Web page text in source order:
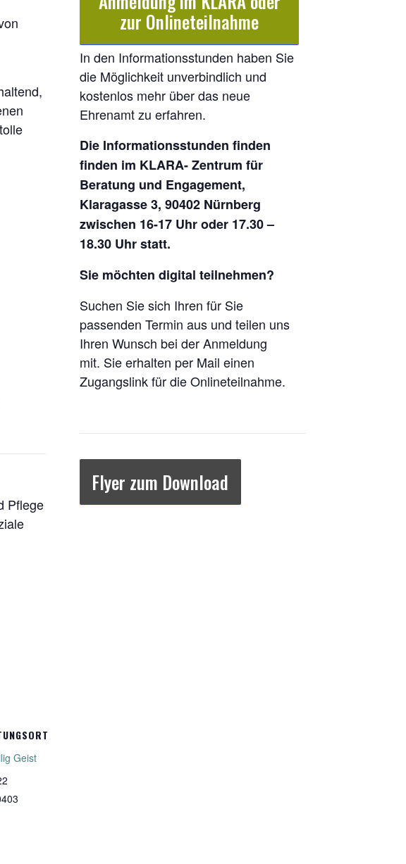
Pflege
zur Onlineteilnahme
In den Informationsstunden haben Sie
die Möglichkeit unverbindlich und
kostenlos mehr über das neue
Ehrenamt zu erfahren.
Die Informationsstunden finden
finden im KLARA- Zentrum für
Beratung und Engagement,
Klaragasse 3, 90402 Nürnberg
zwischen 16-17 Uhr oder 17.30 –
18.30 Uhr statt.
Sie möchten digital teilnehmen?
Suchen Sie sich Ihren für Sie
passenden Termin aus und teilen uns
Ihren Wunsch bei der Anmeldung
mit. Sie erhalten per Mail einen
Zugangslink für die Onlineteilnahme.
Flyer zum Download
Geist